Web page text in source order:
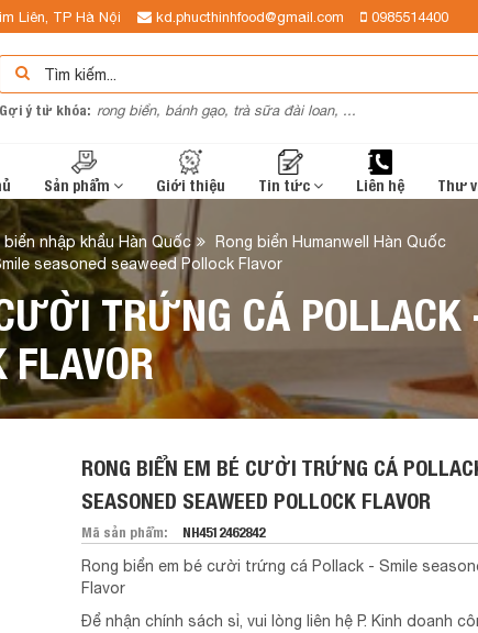
Liên, TP Hà Nội kd.phucthinhfood@gmail.com 0985514400
Gợi ý từ khóa: rong biển, bánh gạo, trà sữa đài loan, ...
Sản phẩm Giới thiệu Tin tức Liên hệ Thư
biển nhập khẩu Hàn Quốc
Rong biển Humanwell Hàn Quốc
seasoned seaweed Pollock Flavor
TRỨNG CÁ POLLACK
FLAVOR
RONG BIỂN EM BÉ CƯỜI TRỨNG CÁ
SEASONED SEAWEED POLLOCK FLAVOR
Mã sản phẩm: NH4512462842
Rong biển em bé cười trứng cá Pollack - Smile
Flavor
Để nhận chính sách sỉ, vui lòng liên hệ P. Kinh doanh